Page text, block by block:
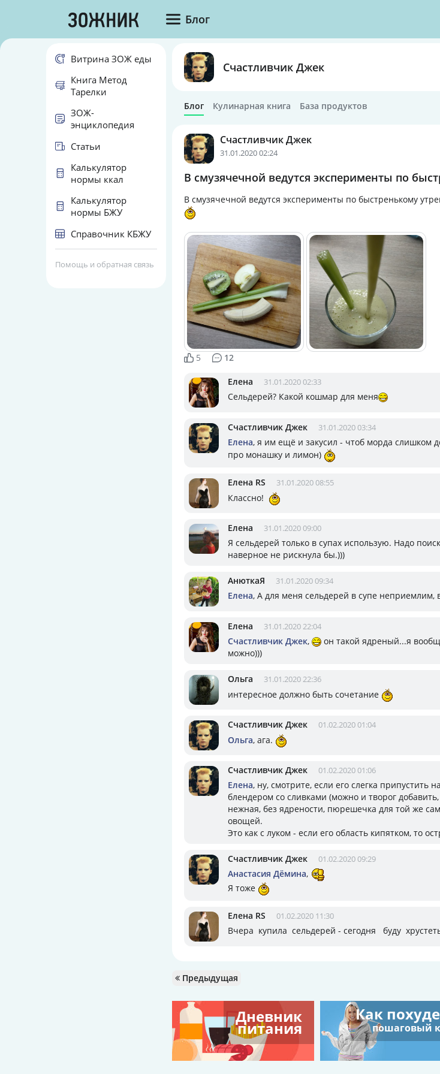
Блог
Счастливчик Джек
Блог Кулинарная книга База продуктов
Счастливчик Джек
31.01.2020 02:24
В смузячечной ведутся эксперименты по
В смузячечной ведутся эксперименты по быстренькому
5 12
Елена 31.01.2020 02:33
Сельдерей? Какой кошмар для меня
Счастливчик Джек 31.01.2020 03:34
Елена, я им ещё и закусил - чтоб морда слишком
про монашку и лимон)
Елена RS 31.01.2020 08:55
Классно!
Елена 31.01.2020 09:00
Я сельдерей только в супах использую. Надо
наверное не рискнула бы.)))
АнюткаЯ 31.01.2020 09:34
Елена, А для меня сельдерей в супе неприемлим,
Елена 31.01.2020 22:04
Счастливчик Джек,
он такой ядреный...я
можно)))
Ольга 31.01.2020 22:36
интересное должно быть сочетание
Счастливчик Джек 01.02.2020 01:04
Ольга, ага.
Счастливчик Джек 01.02.2020 01:06
Елена, ну, смотрите, если его слегка припустить
блендером со сливками (можно и творог
нежная, без ядрености, пюрешечка для той же
овощей.
Это как с луком - если его область кипятком, то
Счастливчик Джек 01.02.2020 09:29
Анастасия Дёмина,
Я тоже
Елена RS 01.02.2020 11:30
Вчера купила сельдерей - сегодня буду
Предыдущая
Дневник
питания
Как
пошаговый
Витрина ЗОЖ еды
Книга Метод
Тарелки
ЗОЖ-
энциклопедия
Статьи
Калькулятор
нормы ккал
Калькулятор
нормы БЖУ
Справочник КБЖУ
Помощь и обратная связь